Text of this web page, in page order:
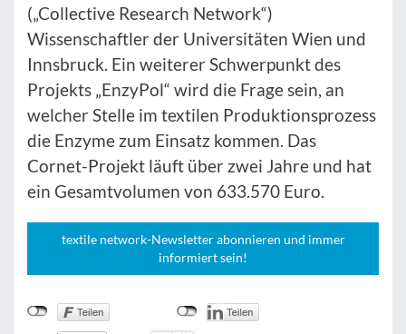
(„Collective Research Network“)
Wissenschaftler der Universitäten Wien und
Innsbruck. Ein weiterer Schwerpunkt des
Projekts „EnzyPol“ wird die Frage sein, an
welcher Stelle im textilen Produktionsprozess
die Enzyme zum Einsatz kommen. Das
Cornet-Projekt läuft über zwei Jahre und hat
ein Gesamtvolumen von 633.570 Euro.
textile network-Newsletter abonnieren und immer
informiert sein!